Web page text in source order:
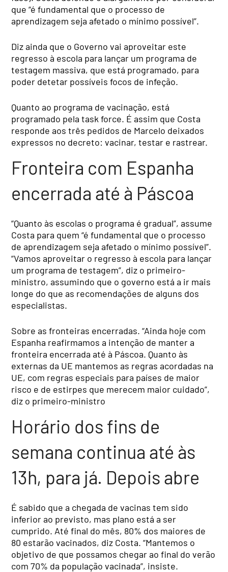
que “é fundamental que o processo de
aprendizagem seja afetado o mínimo possível”.
Diz ainda que o Governo vai aproveitar este
regresso à escola para lançar um programa de
testagem massiva, que está programado, para
poder detetar possíveis focos de infeção.
Quanto ao programa de vacinação, está
programado pela task force. É assim que Costa
responde aos três pedidos de Marcelo deixados
expressos no decreto: vacinar, testar e rastrear.
Fronteira com Espanha
encerrada até à Páscoa
“Quanto às escolas o programa é gradual”, assume
Costa para quem “é fundamental que o processo
de aprendizagem seja afetado o mínimo possível”.
“Vamos aproveitar o regresso à escola para lançar
um programa de testagem”, diz o primeiro-
ministro, assumindo que o governo está a ir mais
longe do que as recomendações de alguns dos
especialistas.
Sobre as fronteiras encerradas. “Ainda hoje com
Espanha reafirmamos a intenção de manter a
fronteira encerrada até à Páscoa. Quanto às
externas da UE mantemos as regras acordadas na
UE, com regras especiais para países de maior
risco e de estirpes que merecem maior cuidado”,
diz o primeiro-ministro
Horário dos fins de
semana continua até às
13h, para já. Depois abre
É sabido que a chegada de vacinas tem sido
inferior ao previsto, mas plano está a ser
cumprido. Até final do mês, 80% dos maiores de
80 estarão vacinados, diz Costa. “Mantemos o
objetivo de que possamos chegar ao final do verão
com 70% da população vacinada”, insiste.